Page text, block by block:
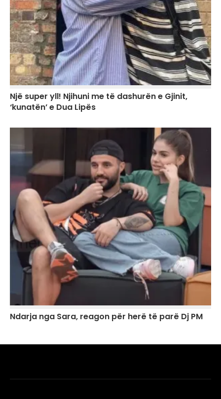
Një super yll! Njihuni me të dashurën e Gjinit,
‘kunatën’ e Dua Lipës
Ndarja nga Sara, reagon për herë të parë Dj PM